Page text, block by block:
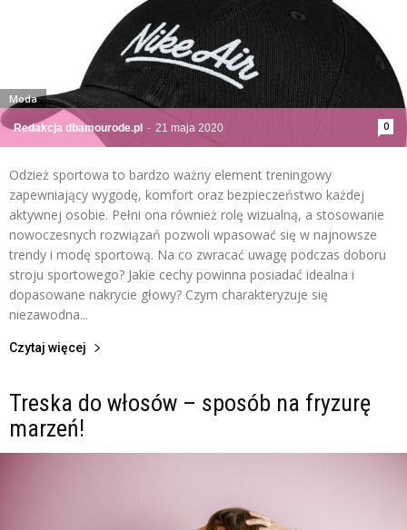
Redakcja dbamourode.pl - 21 maja 2020 0
Moda
Odzież sportowa to bardzo ważny element treningowy
zapewniający wygodę, komfort oraz bezpieczeństwo każdej
aktywnej osobie. Pełni ona również rolę wizualną, a stosowanie
nowoczesnych rozwiązań pozwoli wpasować się w najnowsze
trendy i modę sportową. Na co zwracać uwagę podczas doboru
stroju sportowego? Jakie cechy powinna posiadać idealna i
dopasowane nakrycie głowy? Czym charakteryzuje się
niezawodna...
Czytaj więcej
Treska do włosów – sposób na fryzurę
marzeń!